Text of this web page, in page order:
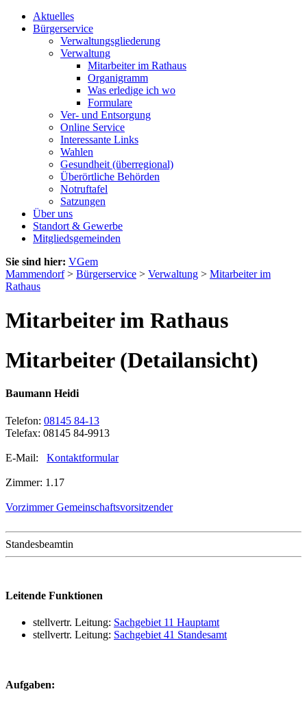
Aktuelles
Bürgerservice
Verwaltungsgliederung
Verwaltung
Mitarbeiter im Rathaus
Organigramm
Was erledige ich wo
Formulare
Ver- und Entsorgung
Online Service
Interessante Links
Wahlen
Gesundheit (überregional)
Überörtliche Behörden
Notruftafel
Satzungen
Über uns
Standort & Gewerbe
Mitgliedsgemeinden
Sie sind hier: VGem
Mammendorf> Bürgerservice > Verwaltung > Mitarbeiter im
Rathaus
Mitarbeiter im Rathaus
Mitarbeiter (Detailansicht)
Baumann Heidi
Telefon: 08145 84-13
Telefax: 08145 84-9913
E-Mail: Kontaktformular
Zimmer: 1.17
Vorzimmer Gemeinschaftsvorsitzender
Standesbeamtin
Leitende Funktionen
stellvertr. Leitung: Sachgebiet 11 Hauptamt
stellvertr. Leitung: Sachgebiet 41 Standesamt
Aufgaben: